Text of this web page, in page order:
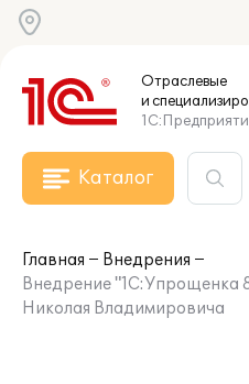
Отраслевые
и
Каталог
Главная
Внедрения
Внедрение "1С:Упрощенка
Николая Владимировича